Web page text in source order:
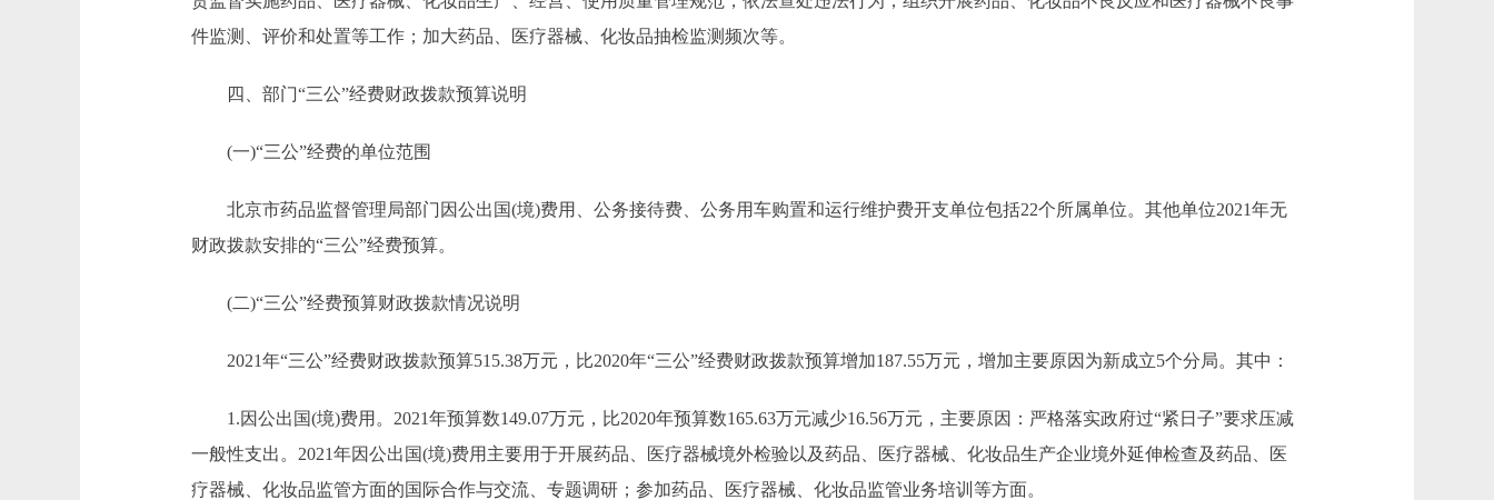
件监测、评价和处置等工作；加大药品、医疗器械、化妆品抽检监测频次等。
四、部门“三公”经费财政拨款预算说明
(一)“三公”经费的单位范围
北京市药品监督管理局部门因公出国(境)费用、公务接待费、公务用车购置和运行维护费开支单位包括22个所属单位。其他单位2021年无
财政拨款安排的“三公”经费预算。
(二)“三公”经费预算财政拨款情况说明
2021年“三公”经费财政拨款预算515.38万元，比2020年“三公”经费财政拨款预算增加187.55万元，增加主要原因为新成立5个分局。其中：
1.因公出国(境)费用。2021年预算数149.07万元，比2020年预算数165.63万元减少16.56万元，主要原因：严格落实政府过“紧日子”要求压减
一般性支出。2021年因公出国(境)费用主要用于开展药品、医疗器械境外检验以及药品、医疗器械、化妆品生产企业境外延伸检查及药品、医
疗器械、化妆品监管方面的国际合作与交流、专题调研；参加药品、医疗器械、化妆品监管业务培训等方面。